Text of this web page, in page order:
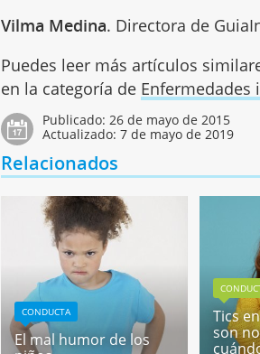
Vilma Medina. Directora de
Puedes leer más artículos
en la categoría de Enfermedades
Publicado:26 de mayo de 2015
Actualizado:7 de mayo de 2019
Relacionados
CONDUCTA
El mal humor de los
Tics
son